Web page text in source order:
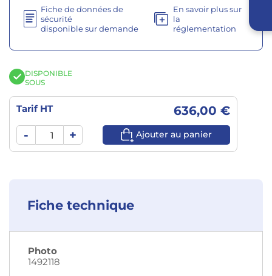
Fiche de données de
sécurité
disponible sur demande
En savoir plus sur
la
réglementation
DISPONIBLE
SOUS
Tarif HT
636,00 €
-
+ Ajouter au panier
Fiche technique
Photo
1492118